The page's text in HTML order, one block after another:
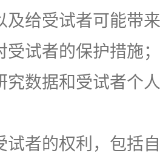
及给受试者可能带
受试者的保护措施
究数据和受试者个
试者的权利，包括